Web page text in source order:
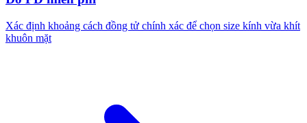
Xác định khoảng cách đồng tử chính xác để chọn size kính vừa khít
khuôn mặt